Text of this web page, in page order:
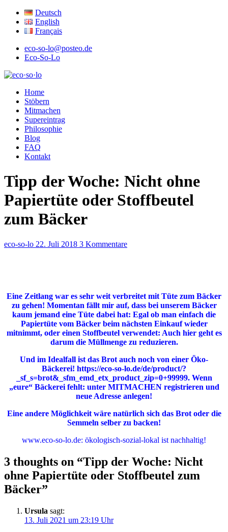
Deutsch
English
Français
eco-so-lo@posteo.de
Eco-So-Lo
eco·so·lo
Home
Stöbern
Mitmachen
Supereintrag
Philosophie
Blog
FAQ
Kontakt
Tipp der Woche: Nicht ohne
Papiertüte oder Stoffbeutel
zum Bäcker
eco-so-lo 22. Juli 2018 3 Kommentare
Eine Zeitlang war es sehr weit verbreitet mit Tüte zum Bäcker
zu gehen! Momentan fällt mir auf, dass bei unserem Bäcker
kaum jemand eine Tüte dabei hat: Egal ob man einfach die
Papiertüte vom Bäcker beim nächsten Einkauf wieder
mitnimmt, oder einen Stoffbeutel verwendet: Auch hier geht es
darum die Müllmenge zu reduzieren.
Und im Idealfall ist das Brot auch noch von einer Öko-
Bäckerei! https://eco-so-lo.de/de/product/?
_sf_s=brot&_sfm_emd_etx_product_zip=0+99999. Wenn
„eure“ Bäckerei fehlt: unter MITMACHEN registrieren und
neue Adresse anlegen!
Eine andere Möglichkeit wäre natürlich sich das Brot oder die
Semmeln selber zu backen!
www.eco-so-lo.de: ökologisch-sozial-lokal ist nachhaltig!
3 thoughts on “Tipp der Woche: Nicht
ohne Papiertüte oder Stoffbeutel zum
Bäcker”
Ursula sagt:
13. Juli 2021 um 23:19 Uhr